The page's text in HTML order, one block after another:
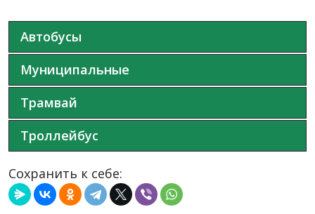
Сохранить к себе:
Автобусы
Муниципальные
Трамвай
Троллейбус